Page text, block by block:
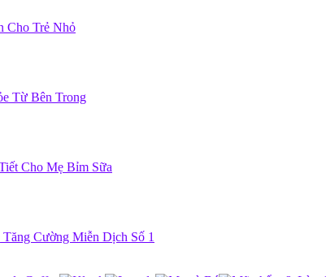
Cho Trẻ Nhỏ
Từ Bên Trong
Cho Mẹ Bỉm Sữa
Cường Miễn Dịch Số 1